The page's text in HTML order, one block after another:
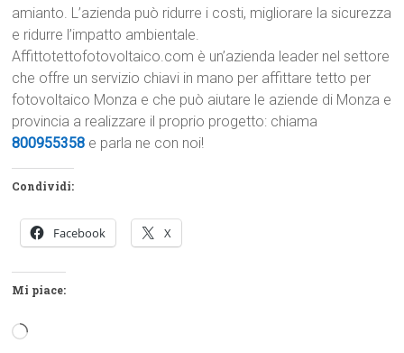
amianto. L’azienda può ridurre i costi, migliorare la sicurezza
e ridurre l’impatto ambientale.
Affittotettofotovoltaico.com è un’azienda leader nel settore
che offre un servizio chiavi in mano per affittare tetto per
fotovoltaico Monza e che può aiutare le aziende di Monza e
provincia a realizzare il proprio progetto: chiama
800955358 e parla ne con noi!
Condividi:
Facebook X
Mi piace:
Caricamento